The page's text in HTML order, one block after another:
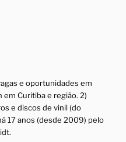
e oportunidades em
Curitiba e região. 2)
e discos de vinil (do
17 anos (desde 2009) pelo